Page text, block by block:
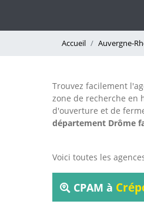
Accueil Auvergne-
Trouvez facilement
zone de recherche en
d'ouverture et de
département Drôme
Voici toutes les
CPAM à